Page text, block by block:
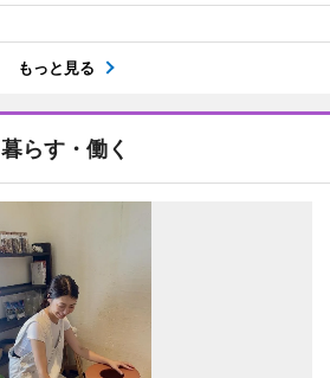
もっと見る
暮らす・働く